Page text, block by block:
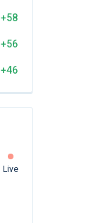
+58
+56
+46
Live